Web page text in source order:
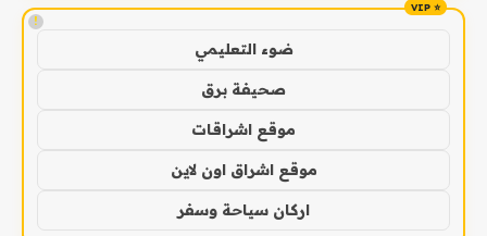
!
ضوء التعليمي
صحيفة برق
موقع اشراقات
موقع اشراق اون لاين
اركان سياحة وسفر